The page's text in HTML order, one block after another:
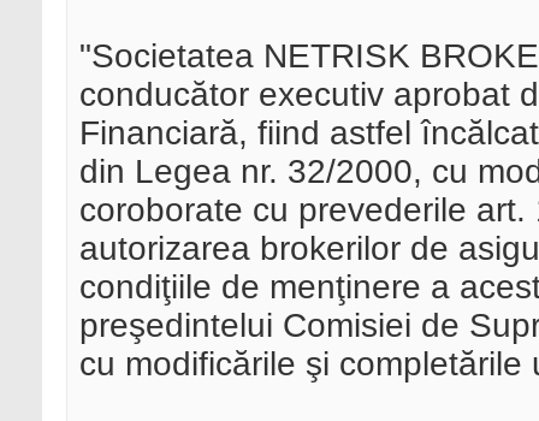
"Societatea NETRISK
conducător executiv aprobat
Financiară, fiind astfel
din Legea nr. 32/2000, cu
coroborate cu prevederile
autorizarea brokerilor de
condiţiile de menţinere a
preşedintelui Comisiei de
cu modificările şi completările